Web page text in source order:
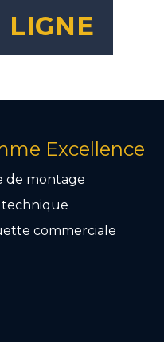
LIGNE
Excellence
de montage
technique
commercial e